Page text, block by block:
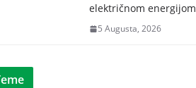
električnom energijom
5 Augusta, 2026